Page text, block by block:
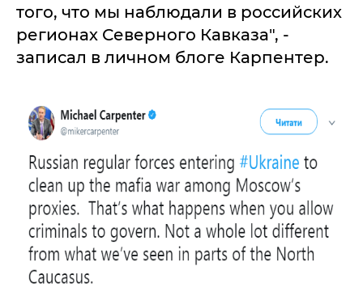
того, что мы наблюдали в российских
регионах Северного Кавказа", -
записал в личном блоге Карпентер.